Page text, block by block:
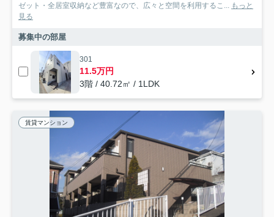
ゼット・全居室収納など豊富なので、広々と空間を利用するこ... もっと
見る
募集中の部屋
301
11.5万円
3階 / 40.72㎡ / 1LDK
賃貸マンション